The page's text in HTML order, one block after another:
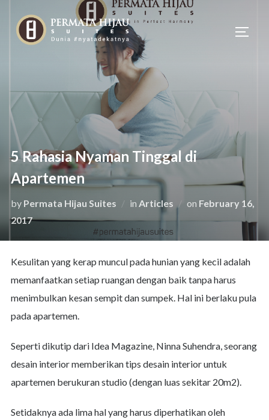
content
5 Rahasia Nyaman Tinggal di
Apartemen
by Permata Hijau Suites in Articles on Posted
February 16,
2017
Kesulitan yang kerap muncul pada hunian yang kecil adalah
memanfaatkan setiap ruangan dengan baik tanpa harus
menimbulkan kesan sempit dan sumpek. Hal ini berlaku pula
pada apartemen.
Seperti dikutip dari Idea Magazine, Ninna Suhendra, seorang
desain interior memberikan tips desain interior untuk
apartemen berukuran studio (dengan luas sekitar 20m2).
Setidaknya ada lima hal yang harus diperhatikan oleh